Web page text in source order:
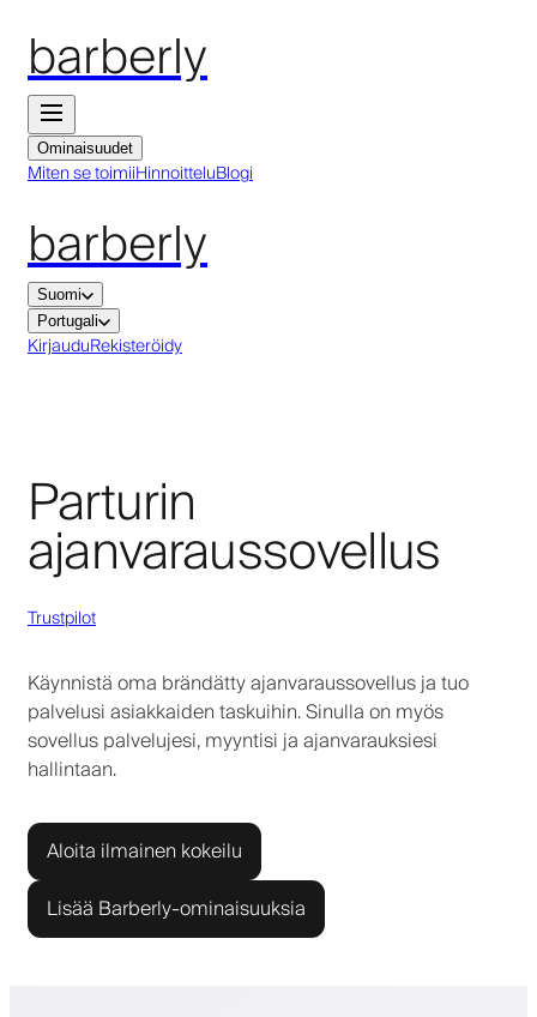
barberly
Ominaisuudet
Miten se toimiiHinnoitteluBlogi
barberly
Suomi
Portugali
KirjauduRekisteröidy
Parturin
ajanvaraussovellus
Trustpilot
Käynnistä oma brändätty ajanvaraussovellus ja tuo
palvelusi asiakkaiden taskuihin. Sinulla on myös
sovellus palvelujesi, myyntisi ja ajanvarauksiesi
hallintaan.
Aloita ilmainen kokeilu
Lisää Barberly-ominaisuuksia